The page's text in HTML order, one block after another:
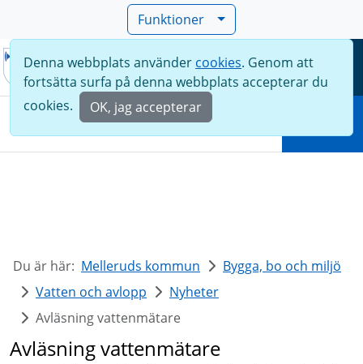
Funktioner
Meny
Denna webbplats använder cookies. Genom att
fortsätta surfa på denna webbplats accepterar du
cookies.
OK, jag accepterar
Du är här: Melleruds kommun
Bygga, bo och miljö
Vatten och avlopp
Nyheter
Avläsning vattenmätare
Avläsning vattenmätare